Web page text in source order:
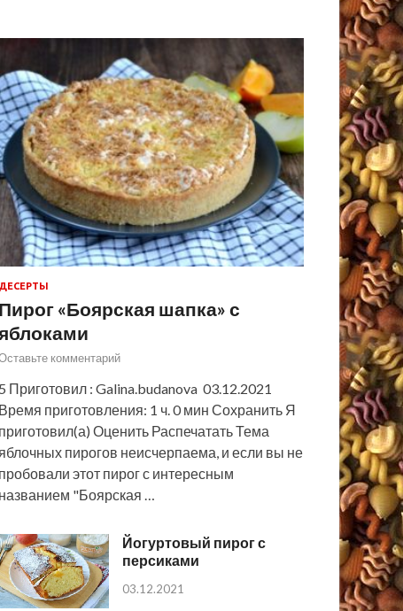
ДЕСЕРТЫ
Пирог «Боярская шапка» с
яблоками
комментарий
5 Приготовил : Galina.budanova 03.12.2021
Время приготовления: 1 ч. 0 мин Сохранить Я
приготовил(а) Оценить Распечатать Тема
яблочных пирогов неисчерпаема, и если вы не
пробовали этот пирог с интересным
названием "Боярская …
Йогуртовый пирог с
персиками
03.12.2021